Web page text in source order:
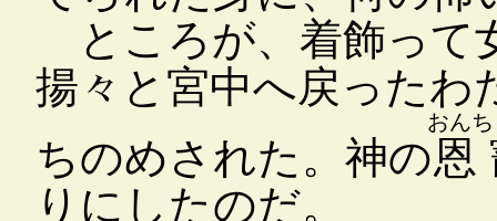
ところが、着飾って
揚々と宮中へ戻ったわ
ちのめされた。神の恩
おん
りにしたのだ。